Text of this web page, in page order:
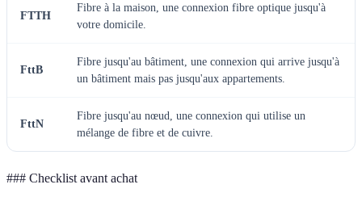
FTTH
Fibre à la maison, une connexion fibre optique jusqu'à
votre domicile.
FttB
Fibre jusqu'au bâtiment, une connexion qui arrive jusqu'à
un bâtiment mais pas jusqu'aux appartements.
FttN
Fibre jusqu'au nœud, une connexion qui utilise un
mélange de fibre et de cuivre.
### Checklist avant achat